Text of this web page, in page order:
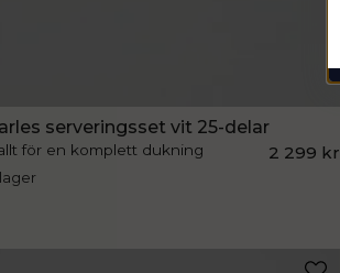
serveringsset vit 25-delar
för en komplett dukning 2 299 kr